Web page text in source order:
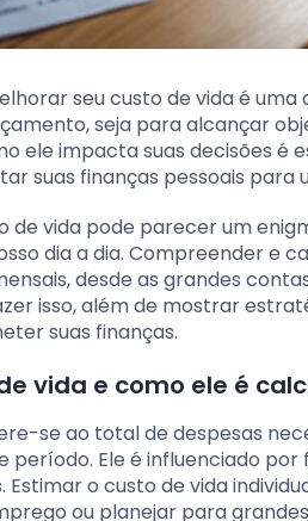
seu custo de vida é
seja para alcançar
ele impacta suas decisões é
suas finanças pessoais
de vida pode parecer um
dia a dia. Compreender e
desde as grandes
isso, além de mostrar
suas finanças.
vida e como ele é
se ao total de despesas
período. Ele é influenciado
Estimar o custo de vida
ou planejar para